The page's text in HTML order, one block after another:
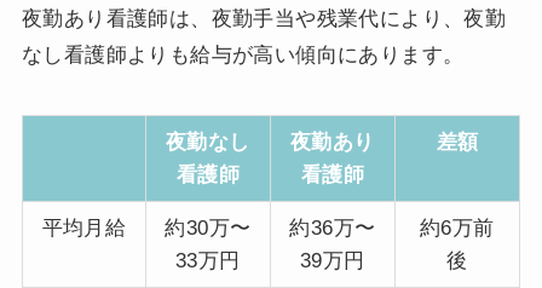
夜勤あり看護師は、夜勤手当や残業代により、夜勤
なし看護師よりも給与が高い傾向にあります。
夜勤なし
看護師
夜勤あり
看護師
差額
平均月給
約30万〜
33万円
約36万〜
39万円
約6万前
後